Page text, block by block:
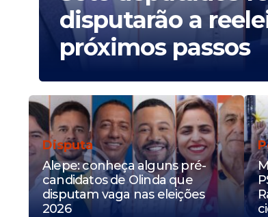
disputarão a
próximos passos
Disputa
Alepe: conheça alguns pré-
candidatos de Olinda que
disputam vaga nas eleições
2026